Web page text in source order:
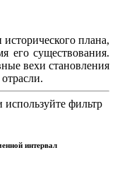
плана,
его существования.
вехи становления
фильтр
интервал